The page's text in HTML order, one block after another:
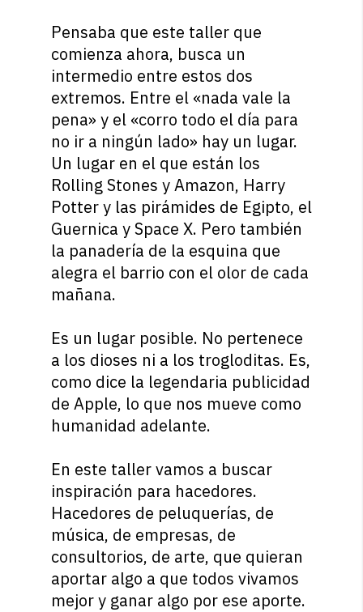
Pensaba que este taller que
comienza ahora, busca un
intermedio entre estos dos
extremos. Entre el «nada vale la
pena» y el «corro todo el día para
no ir a ningún lado» hay un lugar.
Un lugar en el que están los
Rolling Stones y Amazon, Harry
Potter y las pirámides de Egipto, el
Guernica y Space X. Pero también
la panadería de la esquina que
alegra el barrio con el olor de cada
mañana.
Es un lugar posible. No pertenece
a los dioses ni a los trogloditas. Es,
como dice la legendaria publicidad
de Apple, lo que nos mueve como
humanidad adelante.
En este taller vamos a buscar
inspiración para hacedores.
Hacedores de peluquerías, de
música, de empresas, de
consultorios, de arte, que quieran
aportar algo a que todos vivamos
mejor y ganar algo por ese aporte.